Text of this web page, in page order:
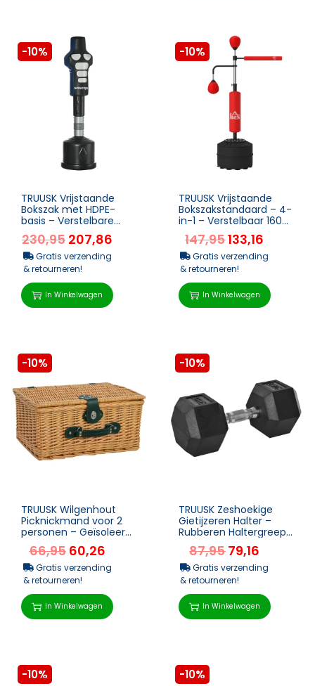
-10%
TRUUSK Vrijstaande
Bokszak met HDPE-
basis – Verstelbare
Hoogte 178-207cm –
Stabiele Boks...
230,95 207,86
Gratis verzending
& retourneren!
In Winkelwagen
-10%
TRUUSK Vrijstaande
Bokszakstandaard – 4-
in-1 – Verstelbaar 160-
230 cm – Kleur Rood
147,95133,16
Gratis verzending
& retourneren!
In Winkelwagen
-10%
TRUUSK Wilgenhout
Picknickmand voor 2
personen – Geïsoleerd
koelvak – Bestekset –...
66,95 60,26
Gratis verzending
& retourneren!
In Winkelwagen
-10%
TRUUSK Zeshoekige
Gietijzeren Halter –
Rubberen Haltergreep
– Gekartelde
Gewichten ̵...
87,9579,16
Gratis verzending
& retourneren!
In Winkelwagen
-10% -10%